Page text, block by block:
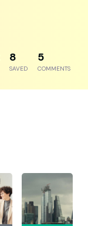
9
SAVED
6
COMMENTS